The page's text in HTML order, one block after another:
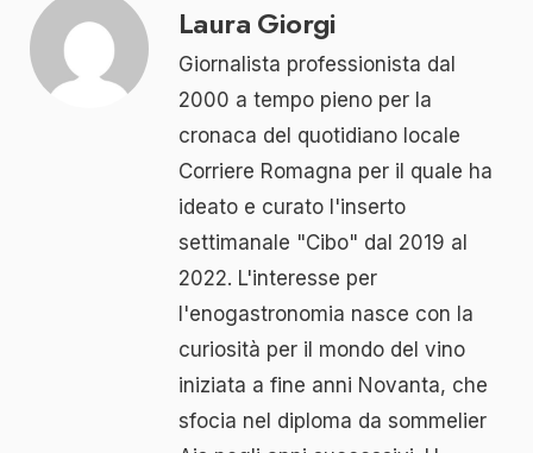
Laura Giorgi
Giornalista professionista dal
2000 a tempo pieno per la
cronaca del quotidiano locale
Corriere Romagna per il quale ha
ideato e curato l'inserto
settimanale "Cibo" dal 2019 al
2022. L'interesse per
l'enogastronomia nasce con la
curiosità per il mondo del vino
iniziata a fine anni Novanta, che
sfocia nel diploma da sommelier